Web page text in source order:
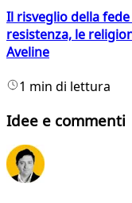
Il risveglio della
resistenza, le
Aveline
1 min di lettura
Idee e commenti